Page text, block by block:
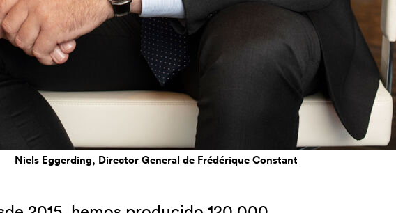
Niels Eggerding, Director General de Frédérique Constant